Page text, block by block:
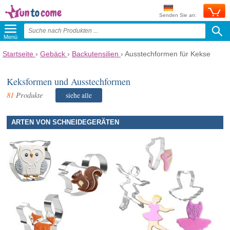
Senden Sie an:
Menü
Startseite › Gebäck › Backutensilien › Ausstechformen für Kekse
Keksformen und Ausstechformen
81 Produkte siehe alle
ARTEN VON SCHNEIDEGERÄTEN